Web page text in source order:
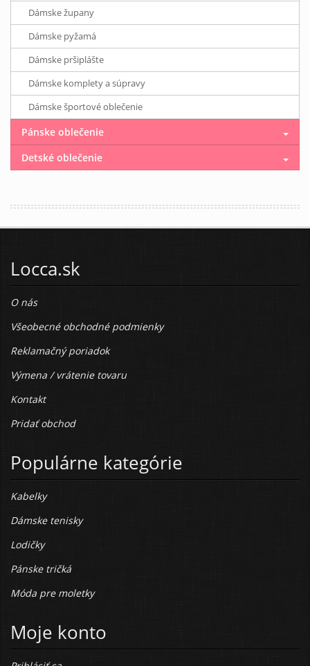
Dámske župany
Dámske pyžamá
Dámske pršiplášte
Dámske komplety a súpravy
Dámske športové oblečenie
Pánske oblečenie
Detské oblečenie
Locca.sk
O nás
Všeobecné obchodné podmienky
Reklamačný poriadok
Výmena / vrátenie tovaru
Kontakt
Pridať obchod
Populárne kategórie
Kabelky
Dámske tenisky
Lodičky
Pánske tričká
Móda pre moletky
Moje konto